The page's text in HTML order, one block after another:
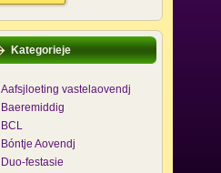
Kategorieje
Aafsjloeting vastelaovendj
Baeremiddig
BCL
Bóntje Aovendj
Duo-festasie